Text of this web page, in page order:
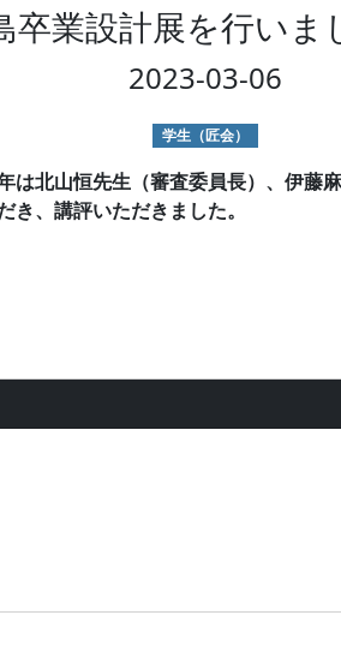
卒業設計展を行いま
2023-03-06
学生（匠会）
北山恒先生（審査委員長）、伊藤麻
、講評いただきました。